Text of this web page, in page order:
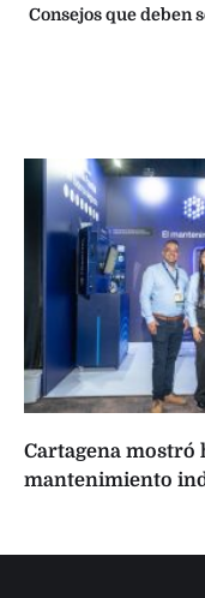
Consejos que deben
Cartagena mostró
mantenimiento